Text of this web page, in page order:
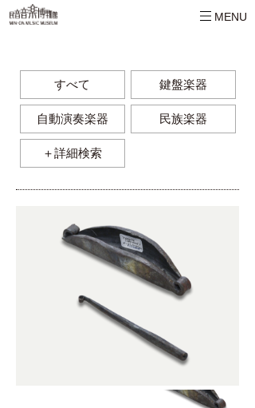
MENU
すべて 鍵盤楽器
自動演奏楽器 民族楽器
＋詳細検索